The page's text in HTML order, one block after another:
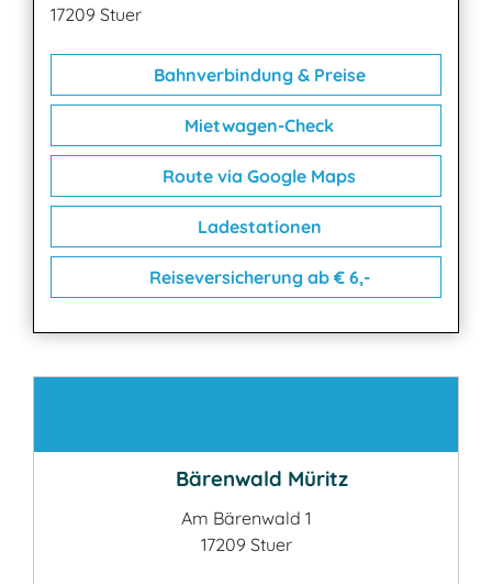
17209 Stuer
Bahnverbindung & Preise
Mietwagen-Check
Route via Google Maps
Ladestationen
Reiseversicherung ab € 6,-
Bärenwald Müritz
Am Bärenwald 1
17209 Stuer